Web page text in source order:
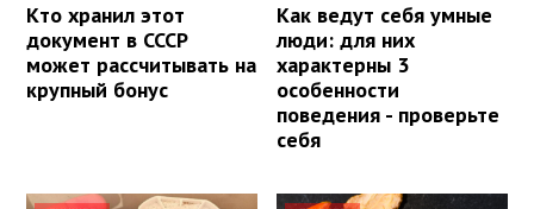
Кто хранил этот
документ в СССР
может рассчитывать на
крупный бонус
Как ведут себя умные
люди: для них
характерны 3
особенности
поведения - проверьте
себя